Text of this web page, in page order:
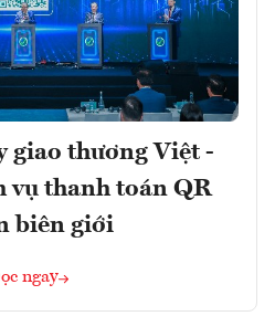
giao thương Việt -
vụ thanh toán QR
biên giới
ngay